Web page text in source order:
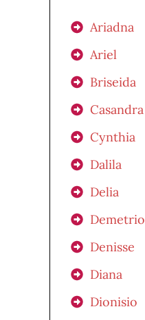
Ariadna
Ariel
Briseida
Casandra
Cynthia
Dalila
Delia
Demetrio
Denisse
Diana
Dionisio